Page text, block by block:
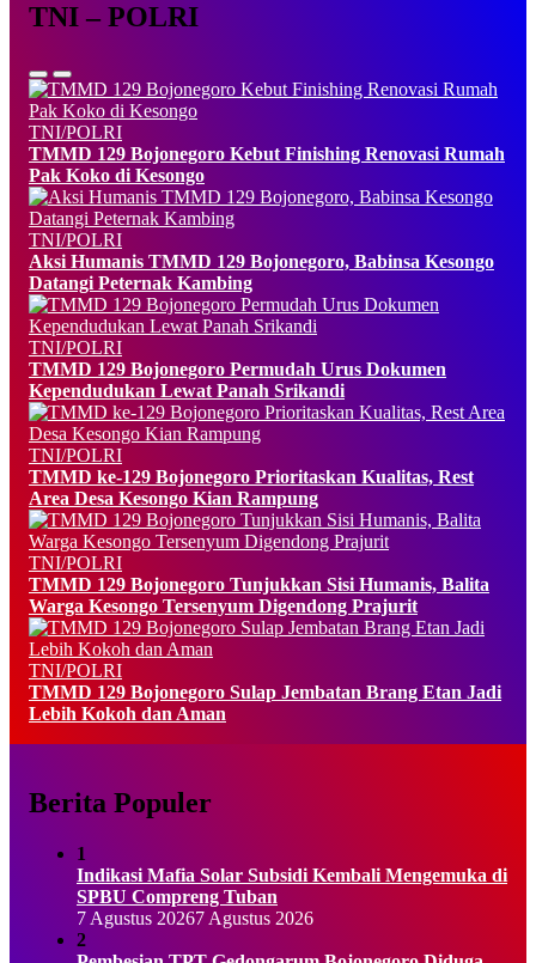
TNI – POLRI
TNI/POLRI
TMMD 129 Bojonegoro Kebut Finishing Renovasi Rumah
Pak Koko di Kesongo
TNI/POLRI
Aksi Humanis TMMD 129 Bojonegoro, Babinsa Kesongo
Datangi Peternak Kambing
TNI/POLRI
TMMD 129 Bojonegoro Permudah Urus Dokumen
Kependudukan Lewat Panah Srikandi
TNI/POLRI
TMMD ke-129 Bojonegoro Prioritaskan Kualitas, Rest
Area Desa Kesongo Kian Rampung
TNI/POLRI
TMMD 129 Bojonegoro Tunjukkan Sisi Humanis, Balita
Warga Kesongo Tersenyum Digendong Prajurit
TNI/POLRI
TMMD 129 Bojonegoro Sulap Jembatan Brang Etan Jadi
Lebih Kokoh dan Aman
Berita Populer
1
Indikasi Mafia Solar Subsidi Kembali Mengemuka di
SPBU Compreng Tuban
7 Agustus 20267 Agustus 2026
2